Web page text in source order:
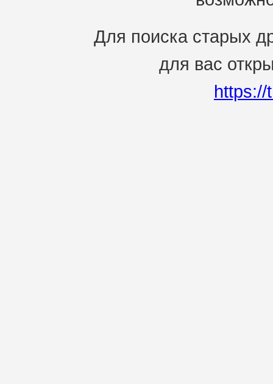
Для поиска старых
для вас
https://